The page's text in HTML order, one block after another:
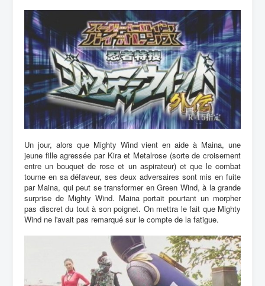
Un jour, alors que Mighty Wind vient en aide à Maina, une
jeune fille agressée par Kira et Metalrose (sorte de croisement
entre un bouquet de rose et un aspirateur) et que le combat
tourne en sa défaveur, ses deux adversaires sont mis en fuite
par Maina, qui peut se transformer en Green Wind, à la grande
surprise de Mighty Wind. Maina portait pourtant un morpher
pas discret du tout à son poignet. On mettra le fait que Mighty
Wind ne l'avait pas remarqué sur le compte de la fatigue.